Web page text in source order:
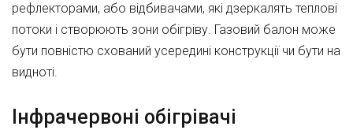
рефлекторами, або відбивачами, які дзеркалять теплові
потоки і створюють зони обігріву. Газовий балон може
бути повністю схований усередині конструкції чи бути на
видноті.
Інфрачервоні обігрівачі